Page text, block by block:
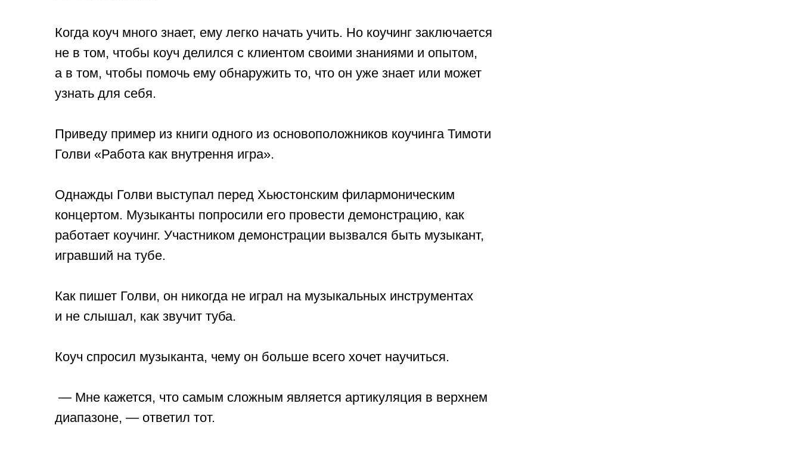
Когда коуч много знает, ему легко начать учить. Но коучинг заключается
не в том, чтобы коуч делился с клиентом своими знаниями и опытом,
а в том, чтобы помочь ему обнаружить то, что он уже знает или может
узнать для себя.
Приведу пример из книги одного из основоположников коучинга Тимоти
Голви «Работа как внутрення игра».
Однажды Голви выступал перед Хьюстонским филармоническим
концертом. Музыканты попросили его провести демонстрацию, как
работает коучинг. Участником демонстрации вызвался быть музыкант,
игравший на тубе.
Как пишет Голви, он никогда не играл на музыкальных инструментах
и не слышал, как звучит туба.
Коуч спросил музыканта, чему он больше всего хочет научиться.
— Мне кажется, что самым сложным является артикуляция в верхнем
диапазоне, — ответил тот.